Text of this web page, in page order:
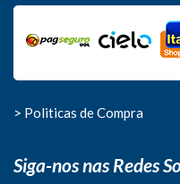
> Politicas de Compra
Siga-nos nas Redes